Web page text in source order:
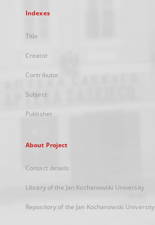
Indexes
Title
Creator
Contributor
Subject
Publisher
About Project
Contact details
Library of the Jan Kochanowski University
Repository of the Jan Kochanowski University